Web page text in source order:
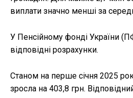
виплати значно менші за
У Пенсійному фонді України
відповідні розрахунки.
Станом на перше січня 2025
зросла на 403,8 грн.